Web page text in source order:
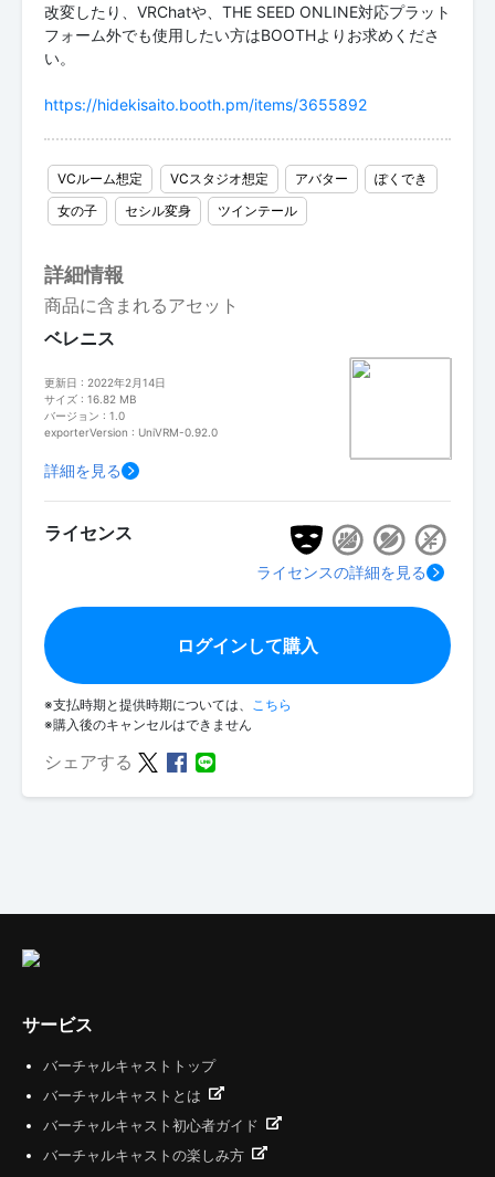
改変したり、VRChatや、THE SEED ONLINE対応プラット
フォーム外でも使用したい方はBOOTHよりお求めくださ
い。
https://hidekisaito.booth.pm/items/3655892
VCルーム想定 VCスタジオ想定 アバター
ぽくでき
女の子
セシル変身 ツインテール
詳細情報
商品に含まれるアセット
ベレニス
更新日 : 2022年2月14日
サイズ : 16.82 MB
バージョン : 1.0
exporterVersion : UniVRM-0.92.0
詳細を見る
ライセンス
ライセンスの詳細を見る
ログインして購入
※支払時期と提供時期については、
こちら
※購入後のキャンセルはできません
シェアする
サービス
バーチャルキャストトップ
バーチャルキャストとは
バーチャルキャスト初心者ガイド
バーチャルキャストの楽しみ方